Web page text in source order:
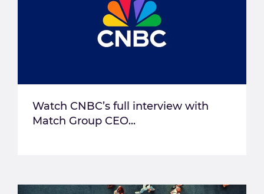
Watch CNBC’s full interview with
Match Group CEO...